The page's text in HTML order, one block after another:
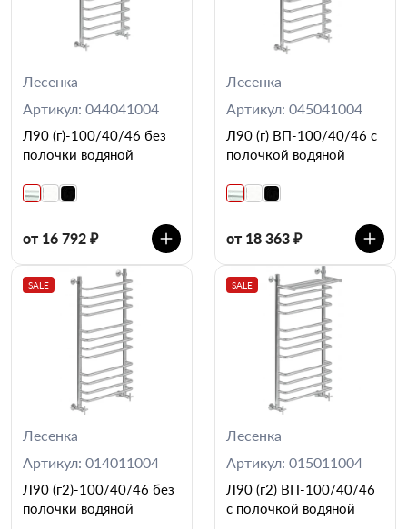
Лесенка
Артикул: 044041004
Л90 (г)-100/40/46 без
полочки водяной
от 16 792 ₽
Лесенка
Артикул: 045041004
Л90 (г) ВП-100/40/46 с
полочкой водяной
от 18 363 ₽
SALE
Лесенка
Артикул: 014011004
Л90 (г2)-100/40/46 без
полочки водяной
SALE
Лесенка
Артикул: 015011004
Л90 (г2) ВП-100/40/46
с полочкой водяной